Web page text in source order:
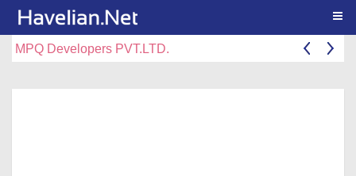
MPQ Developers PVT.LTD.